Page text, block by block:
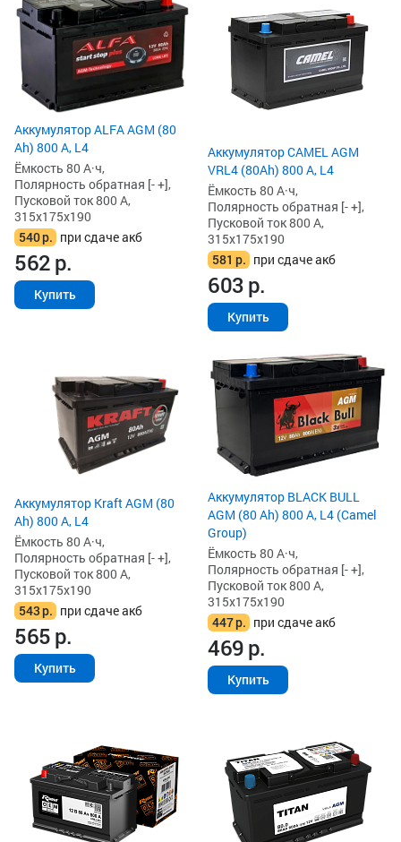
Аккумулятор ALFA AGM (80
Ah) 800 А, L4
Ёмкость 80 А·ч,
Полярность обратная [- +],
Пусковой ток 800 А,
315x175x190
540р. при сдаче акб
562р.
Купить
Аккумулятор CAMEL AGM
VRL4 (80Ah) 800 А, L4
Ёмкость 80 А·ч,
Полярность обратная [- +],
Пусковой ток 800 А,
315x175x190
581 р. при сдаче акб
603р.
Купить
Аккумулятор Kraft AGM (80
Ah) 800 А, L4
Ёмкость 80 А·ч,
Полярность обратная [- +],
Пусковой ток 800 А,
315x175x190
543р. при сдаче акб
565р.
Купить
Аккумулятор BLACK BULL
AGM (80 Ah) 800 А, L4 (Camel
Group)
Ёмкость 80 А·ч,
Полярность обратная [- +],
Пусковой ток 800 А,
315x175x190
447р. при сдаче акб
469р.
Купить